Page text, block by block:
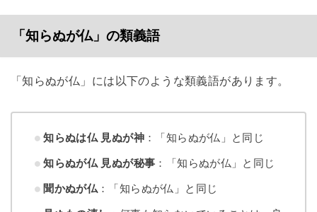
「知らぬが仏」の類義語
「知らぬが仏」には以下のような類義語があります。
知らぬは仏 見ぬが神 ：「知らぬが仏」と同じ
知らぬが仏 見ぬが秘事 ：「知らぬが仏」と同じ
聞かぬが仏 ：「知らぬが仏」と同じ